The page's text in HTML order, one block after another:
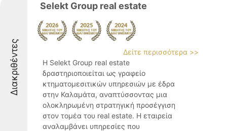
Διακριθέντες
Selekt Group real estate
Δείτε περισσότερα >>
Η Selekt Group real estate
δραστηριοποιείται ως γραφείο
κτηματομεσιτικών υπηρεσιών με έδρα
στην Καλαμάτα, αναπτύσσοντας μια
ολοκληρωμένη στρατηγική προσέγγιση
στον τομέα του real estate. Η εταιρεία
αναλαμβάνει υπηρεσίες που